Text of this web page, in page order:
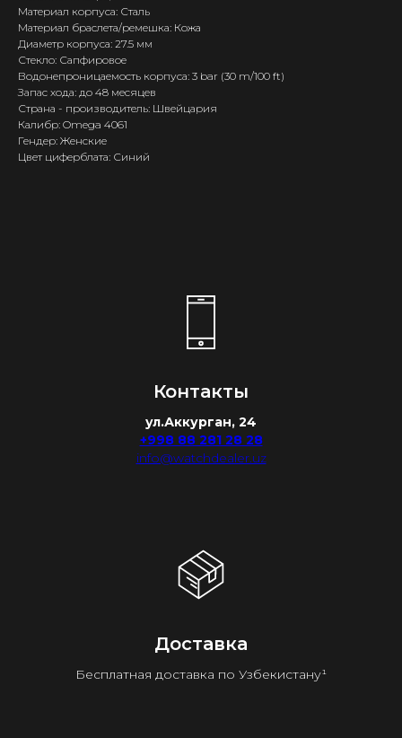
Материал корпуса: Сталь
Материал браслета/ремешка: Кожа
Диаметр корпуса: 27.5 мм
Стекло: Сапфировое
Водонепроницаемость корпуса: 3 bar (30 m/100 ft)
Запас хода: до 48 месяцев
Страна - производитель: Швейцария
Калибр: Omega 4061
Гендер: Женские
Цвет циферблата: Синий
Контакты
ул.Аккурган, 24
+998 88 281 28 28
info@watchdealer.uz
Доставка
Бесплатная доставка по Узбекистану¹